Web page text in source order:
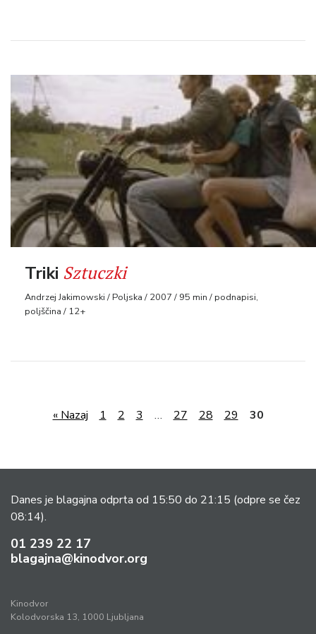
Triki Sztuczki
Andrzej Jakimowski / Poljska / 2007 / 95 min / podnapisi,
poljščina / 12+
« Nazaj 1 2 3 … 27 28 29 30
Danes je blagajna odprta od 15:50 do 21:15 (odpre se čez
08:14).
01 239 22 17
blagajna@kinodvor.org
Kinodvor
Kolodvorska 13, 1000 Ljubljana